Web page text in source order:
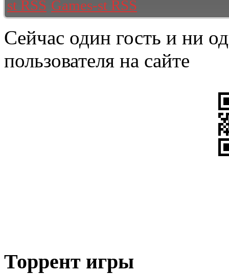
Games-st RSS
Сейчас один гость и ни
пользователя на сайте
Торрент игры